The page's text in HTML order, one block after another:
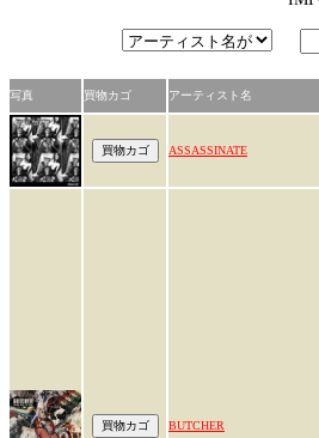
写真 買物カゴ アーティスト名
ASSASSINATE
BUTCHER